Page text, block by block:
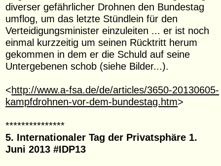
diverser gefährlicher Drohnen den Bundestag
umflog, um das letzte Stündlein für den
Verteidigungsminister einzuleiten ... er ist noch
einmal kurzzeitig um seinen Rücktritt herum
gekommen in dem er die Schuld auf seine
Untergebenen schob (siehe Bilder...).
<http://www.a-fsa.de/de/articles/3650-20130605-
kampfdrohnen-vor-dem-bundestag.htm>
***************
5. Internationaler Tag der Privatsphäre 1.
Juni 2013 #IDP13